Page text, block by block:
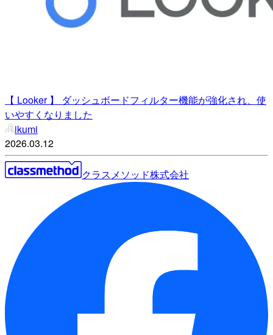
【 Looker 】 ダッシュボードフィルター機能が強化され、使
いやすくなりました
ikumi
2026.03.12
クラスメソッド株式会社